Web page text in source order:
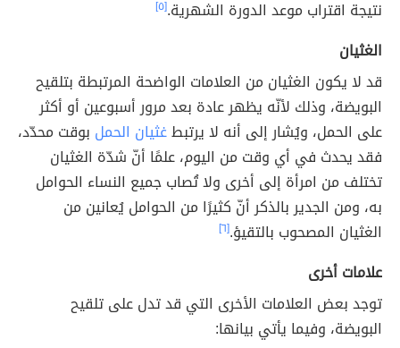
نتيجة اقتراب موعد الدورة الشهرية.[٥]
الغثيان
قد لا يكون الغثيان من العلامات الواضحة المرتبطة بتلقيح
البويضة، وذلك لأنّه يظهر عادة بعد مرور أسبوعين أو أكثر
على الحمل، ويُشار إلى أنه لا يرتبطغثيان الحمل بوقت محدّد،
فقد يحدث في أي وقت من اليوم، علمًا أنّ شدّة الغثيان
تختلف من امرأة إلى أخرى ولا تُصاب جميع النساء الحوامل
به، ومن الجدير بالذكر أنّ كثيرًا من الحوامل يُعانين من
الغثيان المصحوب بالتقيؤ.[٦]
علامات أخرى
توجد بعض العلامات الأخرى التي قد تدل على تلقيح
البويضة، وفيما يأتي بيانها: